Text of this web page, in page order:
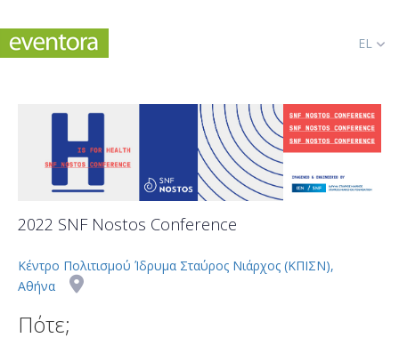
EL
2022 SNF Nostos Conference
Κέντρο Πολιτισμού Ίδρυμα Σταύρος Νιάρχος (ΚΠΙΣΝ),
Αθήνα
Πότε;